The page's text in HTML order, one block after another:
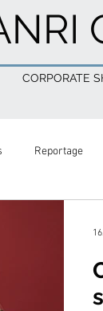
CORPORATE
Reportage